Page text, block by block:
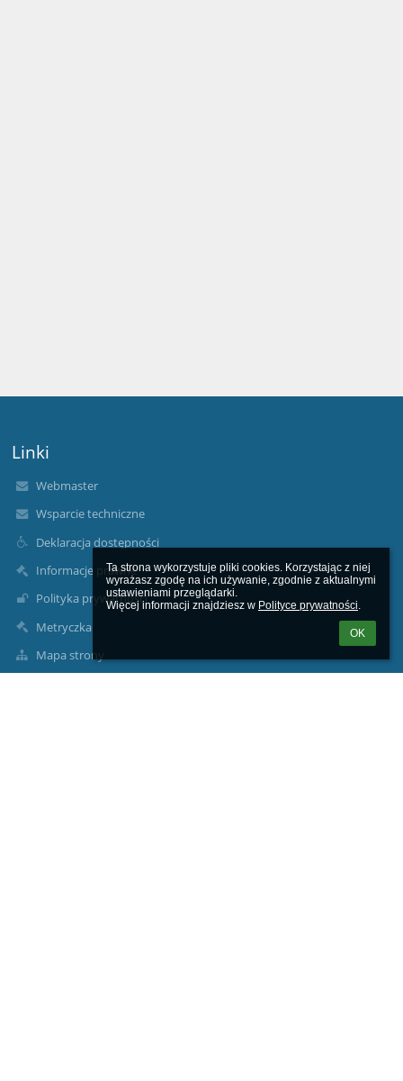
Ta strona wykorzystuje pliki cookies. Korzystając z niej
wyrażasz zgodę na ich używanie, zgodnie z aktualnymi
ustawieniami przeglądarki.
Więcej informacji znajdziesz w Polityce prywatności.
OK
Linki
Webmaster
Wsparcie techniczne
Deklaracja dostępności
Informacje prawne
Polityka prywatności
Metryczka
Mapa strony